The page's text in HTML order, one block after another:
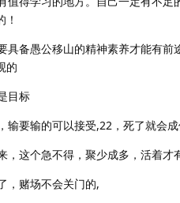
具备愚公移山的精神素养才能有
的
目标
输要输的可以接受,22，死了就会
，这个急不得，聚少成多，活着才
，赌场不会关门的,